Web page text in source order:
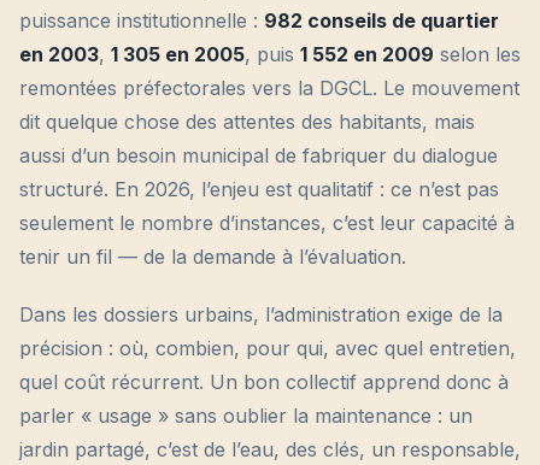
puissance institutionnelle : 982 conseils de quartier
en 2003, 1 305 en 2005, puis 1 552 en 2009 selon les
remontées préfectorales vers la DGCL. Le mouvement
dit quelque chose des attentes des habitants, mais
aussi d’un besoin municipal de fabriquer du dialogue
structuré. En 2026, l’enjeu est qualitatif : ce n’est pas
seulement le nombre d’instances, c’est leur capacité à
tenir un fil — de la demande à l’évaluation.
Dans les dossiers urbains, l’administration exige de la
précision : où, combien, pour qui, avec quel entretien,
quel coût récurrent. Un bon collectif apprend donc à
parler « usage » sans oublier la maintenance : un
jardin partagé, c’est de l’eau, des clés, un responsable,